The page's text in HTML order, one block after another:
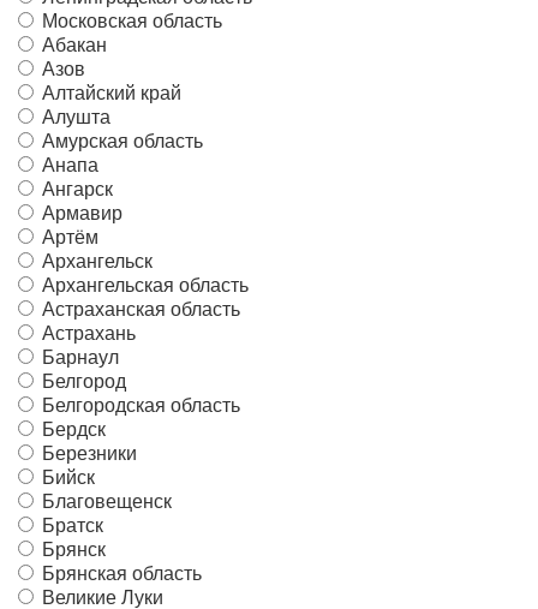
Московская область
Абакан
Азов
Алтайский край
Алушта
Амурская область
Анапа
Ангарск
Армавир
Артём
Архангельск
Архангельская область
Астраханская область
Астрахань
Барнаул
Белгород
Белгородская область
Бердск
Березники
Бийск
Благовещенск
Братск
Брянск
Брянская область
Великие Луки